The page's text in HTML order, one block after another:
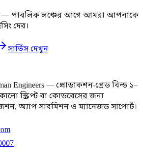
— পাবলিক লঞ্চের আগে আমরা আপনাকে
দেব।
সার্ভিস দেখুন
Engineers — প্রোডাকশন-গ্রেড বিল্ড ১–
স্ক্রিপ্ট বা কোডবেসের জন্য
অ্যাপ সাবমিশন ও ম্যানেজড সাপোর্ট।